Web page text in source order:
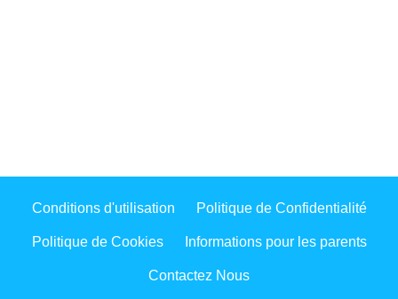
Conditions d'utilisation Politique de Confidentialité
Politique de Cookies Informations pour les parents
Contactez Nous